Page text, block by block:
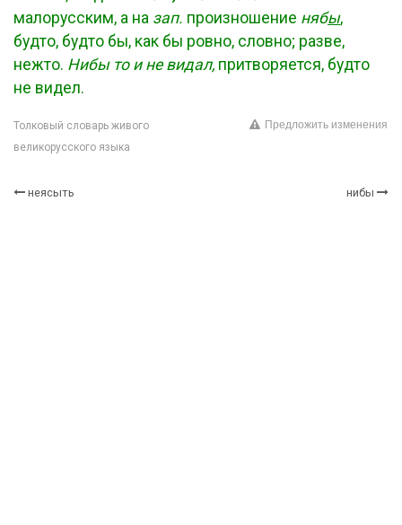
малорусским, а на зап. произношение нябы,
будто, будто бы, как бы ровно, словно; разве,
нежто. Нибы то и не видал, притворяется, будто
не видел.
Толковый словарь живого
великорусского языка
Предложить изменения
неясыть нибы